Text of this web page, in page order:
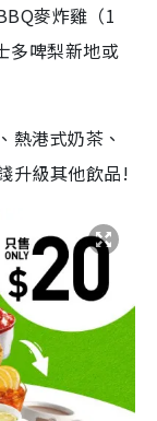
麥炸雞（1
多啤梨新地或
熱港式奶茶、
升級其他飲品!